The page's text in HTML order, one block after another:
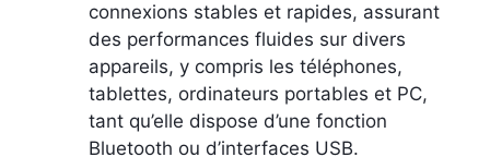
connexions stables et rapides, assurant
des performances fluides sur divers
appareils, y compris les téléphones,
tablettes, ordinateurs portables et PC,
tant qu’elle dispose d’une fonction
Bluetooth ou d’interfaces USB.